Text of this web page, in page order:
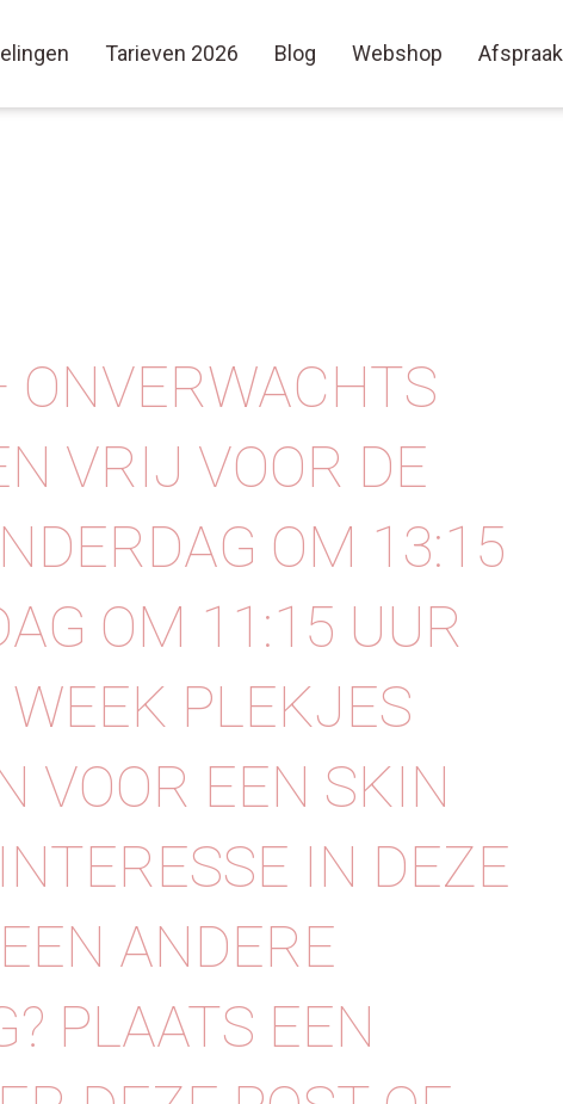
Tarieven 2026 Blog Webshop Afspraak
VRIJ VOOR DE
OM 13:15
OM 11:15 UUR
PLEKJES
VOOR EEN SKIN
IN DEZE
ANDERE
PLAATS EEN